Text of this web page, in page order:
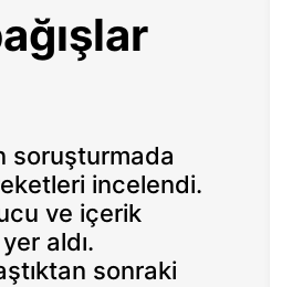
soruşturmada
incelendi.
ve içerik
aldı.
sonraki